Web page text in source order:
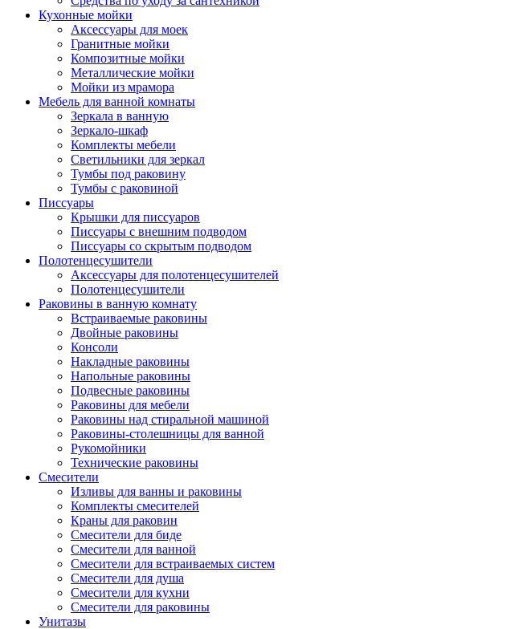
Кухонные мойки
Аксессуары для моек
Гранитные мойки
Композитные мойки
Металлические мойки
Мойки из мрамора
Мебель для ванной комнаты
Зеркала в ванную
Зеркало-шкаф
Комплекты мебели
Светильники для зеркал
Тумбы под раковину
Тумбы с раковиной
Писсуары
Крышки для писсуаров
Писсуары с внешним подводом
Писсуары со скрытым подводом
Полотенцесушители
Аксессуары для полотенцесушителей
Полотенцесушители
Раковины в ванную комнату
Встраиваемые раковины
Двойные раковины
Консоли
Накладные раковины
Напольные раковины
Подвесные раковины
Раковины для мебели
Раковины над стиральной машиной
Раковины-столешницы для ванной
Рукомойники
Технические раковины
Смесители
Изливы для ванны и раковины
Комплекты смесителей
Краны для раковин
Смесители для биде
Смесители для ванной
Смесители для встраиваемых систем
Смесители для душа
Смесители для кухни
Смесители для раковины
Унитазы